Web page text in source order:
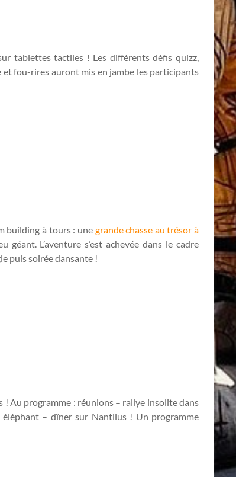
tablettes tactiles ! Les différents défis quizz,
fou-rires auront mis en jambe les participants
building à tours : une grande chasse au trésor à
L’aventure s’est achevée dans le cadre
puis soirée dansante !
Au programme : réunions – rallye insolite dans
éléphant – dîner sur Nantilus ! Un programme